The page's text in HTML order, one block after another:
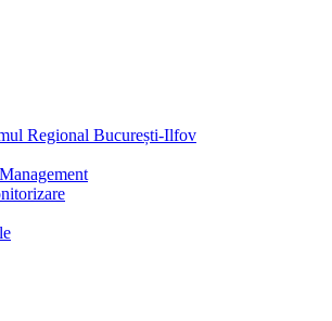
Regional București-Ilfov